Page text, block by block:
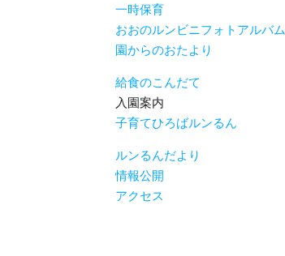
一時保育
おおのルンビニフォトアルバム
園からのおたより
給食のこんだて
入園案内
子育てひろばルンるん
ルンるんだより
情報公開
アクセス